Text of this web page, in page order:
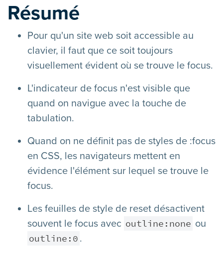
Résumé
Pour qu'un site web soit accessible au
clavier, il faut que ce soit toujours
visuellement évident où se trouve le focus.
L'indicateur de focus n'est visible que
quand on navigue avec la touche de
tabulation.
Quand on ne définit pas de styles de :focus
en CSS, les navigateurs mettent en
évidence l'élément sur lequel se trouve le
focus.
Les feuilles de style de reset désactivent
souvent le focus avec outline:none ou
outline:0 .